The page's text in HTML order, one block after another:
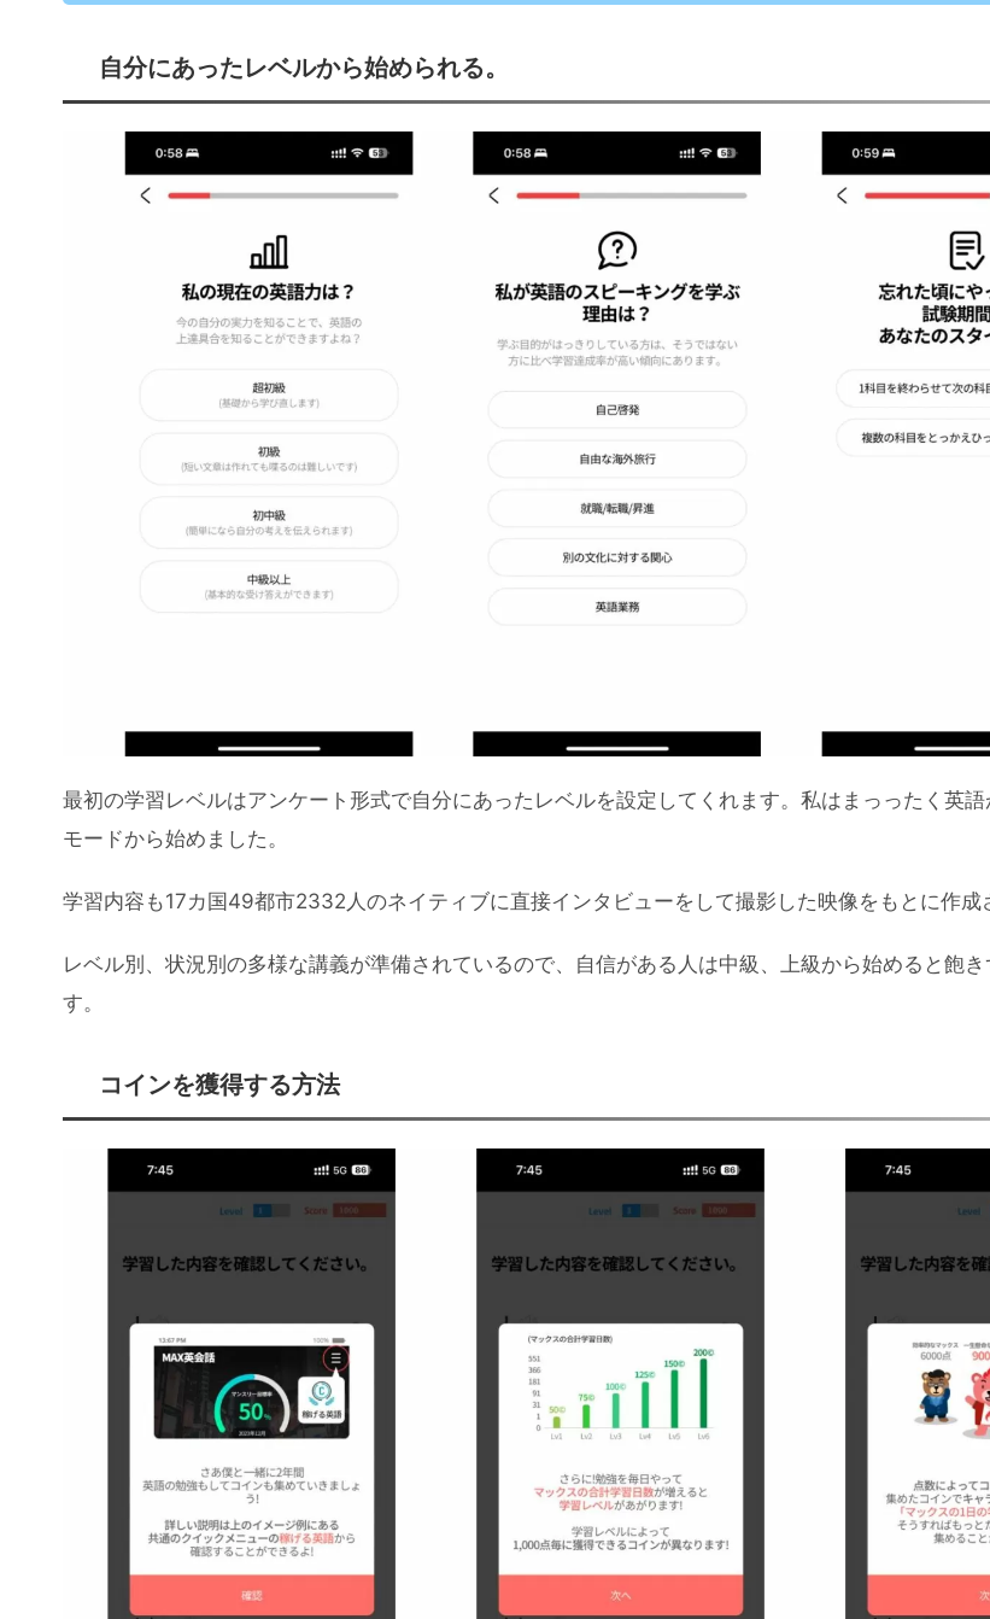
自分にあったレベルから始められる。
最初の学習レベルはアンケート形式で自分にあったレベルを設定してくれます。私はまっったく英
モードから始めました。
学習内容も17カ国49都市2332⼈のネイティブに直接インタビューをして撮影した映像をもとに作成
レベル別、状況別の多様な講義が準備されているので、自信がある人は中級、上級から始めると飽
す。
コインを獲得する方法